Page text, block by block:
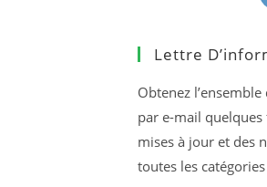
Lettre
Obtenez
par e-mail
mises à jour et des
toutes les